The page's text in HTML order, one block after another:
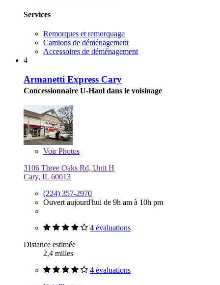
Services
Remorques et remorquage
Camions de déménagement
Accessoires de déménagement
4
Armanetti Express Cary
Concessionnaire U-Haul dans le voisinage
VoirPhotos
3106 Three Oaks Rd, Unit H
Cary, IL 60013
(224) 357-2970
Ouvert aujourd'hui de 9h am à 10h pm
4 évaluations
Distance estimée
2,4 milles
4 évaluations